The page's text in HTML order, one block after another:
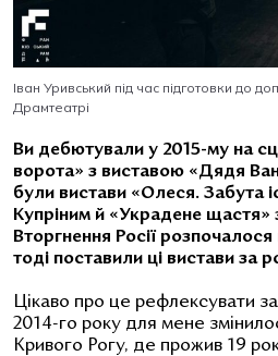
Іван Уривський під час підготовки до
Драмтеатрі
Ви дебютували у 2015-му на
ворота» з виставою «Дядя
були вистави «Олеся. Забута
Купріним й «Украдене
Вторгнення Росії
тоді поставили ці вистави за
Цікаво про це рефлексувати
2014-го року для мене
Кривого Рогу, де прожив 19